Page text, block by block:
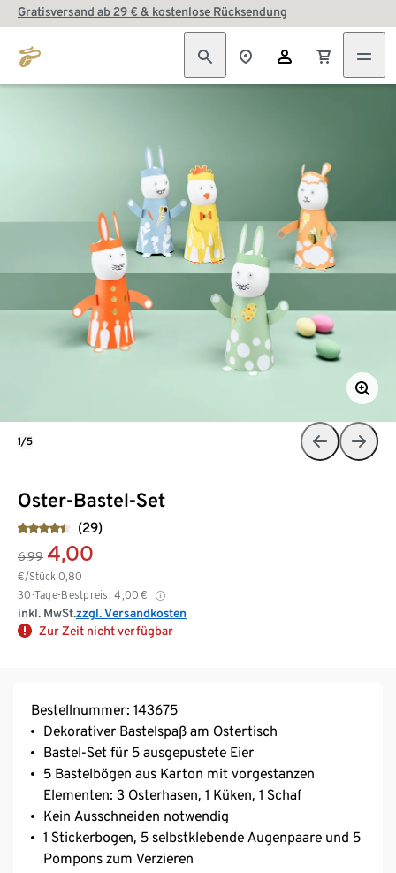
Gratisversand ab 29 € & kostenlose Rücksendung
Oster-Bastel-Set
(29)
6,99 4,00
€/Stück 0,80
30-Tage-Bestpreis: 4,00 €
inkl. MwSt.zzgl. Versandkosten
Zur Zeit nicht verfügbar
1/5
Bestellnummer: 143675
Dekorativer Bastelspaß am Ostertisch
Bastel-Set für 5 ausgepustete Eier
5 Bastelbögen aus Karton mit vorgestanzen
Elementen: 3 Osterhasen, 1 Küken, 1 Schaf
Kein Ausschneiden notwendig
1 Stickerbogen, 5 selbstklebende Augenpaare und 5
Pompons zum Verzieren